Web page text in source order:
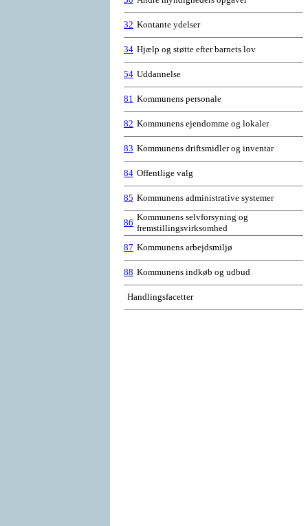
32 Kontante ydelser
34 Hjælp og støtte efter barnets lov
54 Uddannelse
81 Kommunens personale
82 Kommunens ejendomme og lokaler
83 Kommunens driftsmidler og inventar
84 Offentlige valg
85 Kommunens administrative systemer
86
Kommunens selvforsyning og
fremstillingsvirksomhed
87 Kommunens arbejdsmiljø
88 Kommunens indkøb og udbud
Handlingsfacetter